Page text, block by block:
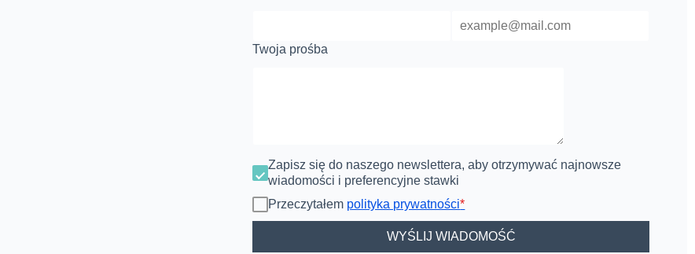
Twoja prośba
Zapisz się do naszego newslettera, aby otrzymywać najnowsze
wiadomości i preferencyjne stawki
Przeczytałem polityka prywatności*